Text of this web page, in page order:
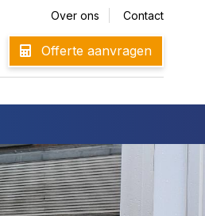
Over ons Contact
Offerte aanvragen